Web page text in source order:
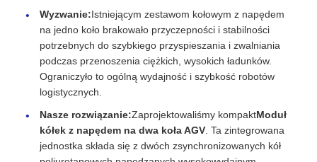
Wyzwanie:Istniejącym zestawom kołowym z napędem
na jedno koło brakowało przyczepności i stabilności
potrzebnych do szybkiego przyspieszania i zwalniania
podczas przenoszenia ciężkich, wysokich ładunków.
Ograniczyło to ogólną wydajność i szybkość robotów
logistycznych.
Nasze rozwiązanie:Zaprojektowaliśmy kompaktModuł
kółek z napędem na dwa koła AGV . Ta zintegrowana
jednostka składa się z dwóch zsynchronizowanych kół